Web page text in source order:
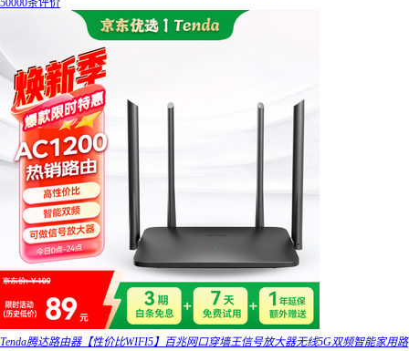
50000条评价
Tenda腾达路由器【性价比WIFI5】百兆网口穿墙王信号放大器无线5G双频智能家用路